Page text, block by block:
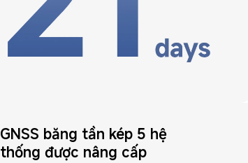
GNSS băng tần kép 5 hệ
thống được nâng cấp